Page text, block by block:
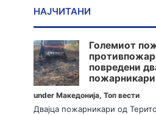
НАЈЧИТАНИ
Големиот
повредени
пожарникари
underМакедонија,Топ вести
Двајца пожарникари од